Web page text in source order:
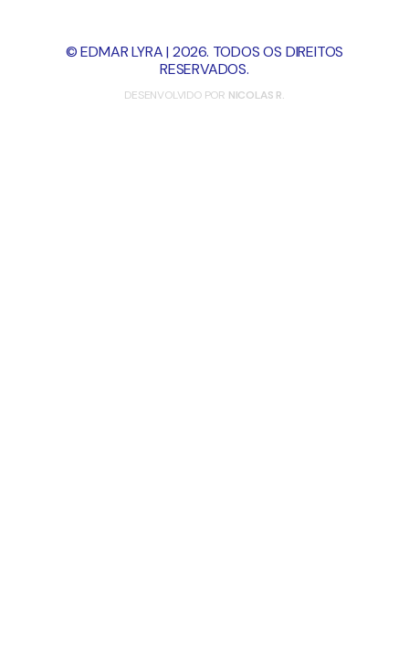
© EDMAR LYRA | 2026. TODOS OS DIREITOS
RESERVADOS.
DESENVOLVIDO POR NICOLAS R.